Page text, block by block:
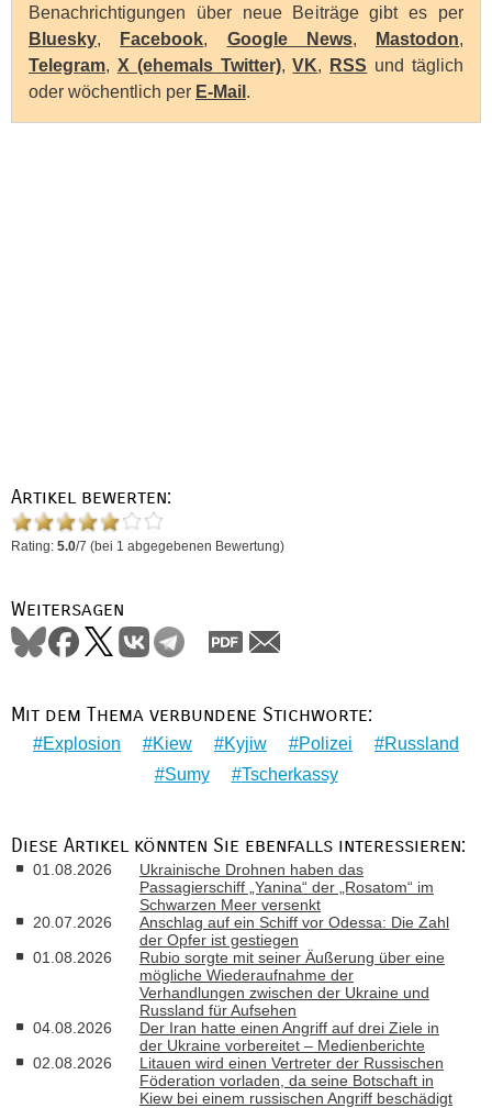
Benachrichtigungen über neue Beiträge gibt es per
Bluesky, Facebook, Google News, Mastodon,
Telegram, X (ehemals Twitter),VK, RSS und täglich
oder wöchentlich per E-Mail .
Artikel bewerten:
Rating: 5.0/7 (bei 1 abgegebenen Bewertung)
Weitersagen
Mit dem Thema verbundene Stichworte:
Explosion Kiew Kyjiw Polizei
Russland
Sumy
Tscherkassy
Diese Artikel könnten Sie ebenfalls interessieren:
01.08.2026
Ukrainische Drohnen haben das
Passagierschiff „Yanina“ der „Rosatom“ im
Schwarzen Meer versenkt
20.07.2026
Anschlag auf ein Schiff vor Odessa: Die Zahl
der Opfer ist gestiegen
01.08.2026
Rubio sorgte mit seiner Äußerung über eine
mögliche Wiederaufnahme der
Verhandlungen zwischen der Ukraine und
Russland für Aufsehen
04.08.2026
Der Iran hatte einen Angriff auf drei Ziele in
der Ukraine vorbereitet – Medienberichte
02.08.2026
Litauen wird einen Vertreter der Russischen
Föderation vorladen, da seine Botschaft in
Kiew bei einem russischen Angriff beschädigt